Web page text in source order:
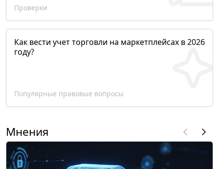
Проверки
Как вести учет торговли на маркетплейсах в 2026
году?
Популярные правовые вопросы
Мнения